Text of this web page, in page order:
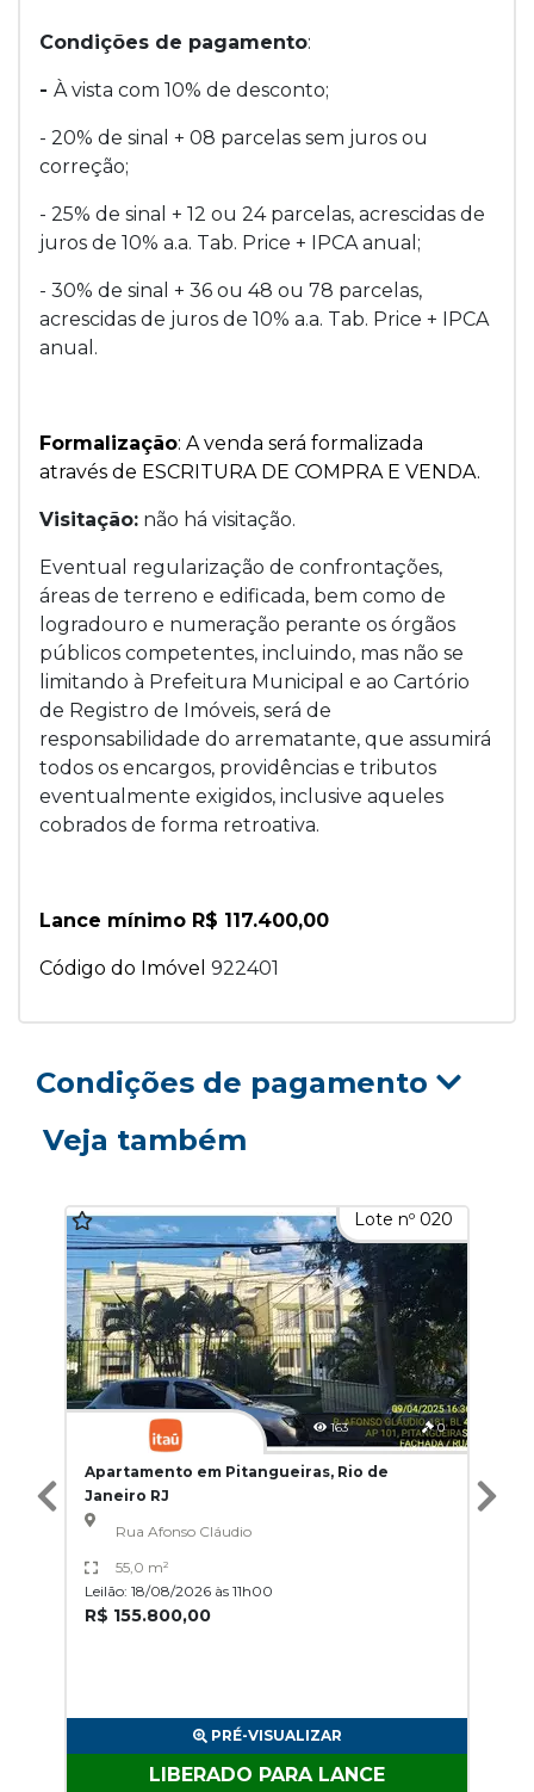
Condições de pagamento:
- À vista com 10% de desconto;
- 20% de sinal + 08 parcelas sem juros ou
correção;
- 25% de sinal + 12 ou 24 parcelas, acrescidas de
juros de 10% a.a. Tab. Price + IPCA anual;
- 30% de sinal + 36 ou 48 ou 78 parcelas,
acrescidas de juros de 10% a.a. Tab. Price + IPCA
anual.
Formalização: A venda será formalizada
através de ESCRITURA DE COMPRA E VENDA.
Visitação: não há visitação.
Eventual regularização de confrontações,
áreas de terreno e edificada, bem como de
logradouro e numeração perante os órgãos
públicos competentes, incluindo, mas não se
limitando à Prefeitura Municipal e ao Cartório
de Registro de Imóveis, será de
responsabilidade do arrematante, que assumirá
todos os encargos, providências e tributos
eventualmente exigidos, inclusive aqueles
cobrados de forma retroativa.
Lance mínimo R$ 117.400,00
Código do Imóvel 922401
Condições de pagamento
Veja também
Lote nº 020
163 0
Apartamento em Pitangueiras, Rio de
Janeiro RJ
Rua Afonso Cláudio
55,0 m²
Leilão: 18/08/2026 às 11h00
R$ 155.800,00
PRÉ-VISUALIZAR
LIBERADO PARA LANCE